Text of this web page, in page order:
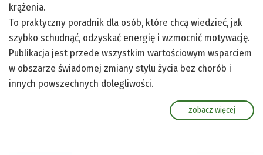
krążenia.
To praktyczny poradnik dla osób, które chcą wiedzieć, jak
szybko schudnąć, odzyskać energię i wzmocnić motywację.
Publikacja jest przede wszystkim wartościowym wsparciem
w obszarze świadomej zmiany stylu życia bez chorób i
innych powszechnych dolegliwości.
zobacz więcej